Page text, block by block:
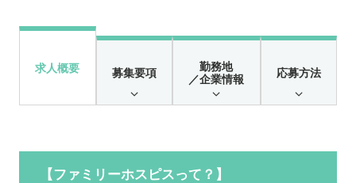
求人概要 募集要項
勤務地
／企業情報
応募方法
【ファミリーホスピスって？】